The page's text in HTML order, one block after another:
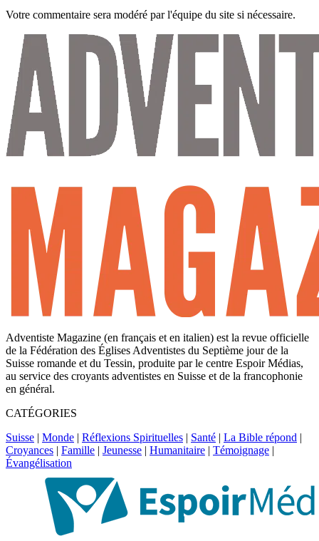
Votre commentaire sera modéré par l'équipe du site si nécessaire.
Adventiste Magazine (en français et en italien) est la revue officielle
de la Fédération des Églises Adventistes du Septième jour de la
Suisse romande et du Tessin, produite par le centre Espoir Médias,
au service des croyants adventistes en Suisse et de la francophonie
en général.
CATÉGORIES
Suisse | Monde | Réflexions Spirituelles | Santé | La Bible répond |
Croyances | Famille | Jeunesse | Humanitaire | Témoignage |
Évangélisation